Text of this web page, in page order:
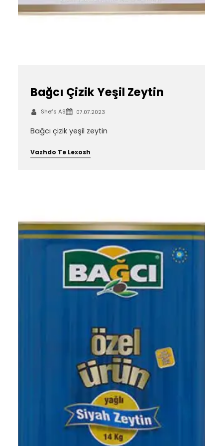
Bağcı Çizik Yeşil Zeytin
Shefs AS 07.07.2023
Bağcı çizik yeşil zeytin
Vazhdo Te Lexosh